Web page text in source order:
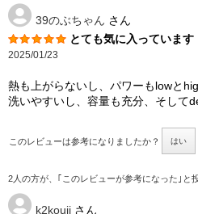
39のぶちゃん さん
とても気に入っています
2025/01/23
熱も上がらないし、パワーもlowと
洗いやすいし、容量も充分、そして
このレビューは参考になりましたか？ はい
2人の方が、｢このレビューが参考になった｣と
k2kouji さん